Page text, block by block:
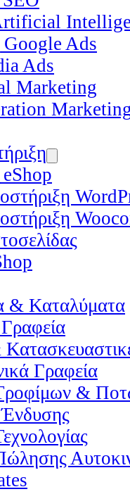
Google Ads
Ads
Marketing
eShop
& Καταλύματα
Γραφεία
&
Ένδυσης